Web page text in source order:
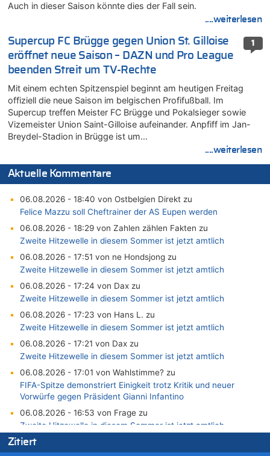
Auch in dieser Saison könnte dies der Fall sein.
....weiterlesen
1
Supercup FC Brügge gegen Union St. Gilloise
eröffnet neue Saison – DAZN und Pro League
beenden Streit um TV-Rechte
Mit einem echten Spitzenspiel beginnt am heutigen Freitag
offiziell die neue Saison im belgischen Profifußball. Im
Supercup treffen Meister FC Brügge und Pokalsieger sowie
Vizemeister Union Saint-Gilloise aufeinander. Anpfiff im Jan-
Breydel-Stadion in Brügge ist um…
....weiterlesen
Aktuelle Kommentare
06.08.2026 - 18:40 von Ostbelgien Direkt zu
Felice Mazzu soll Cheftrainer der AS Eupen werden
06.08.2026 - 18:29 von Zahlen zählen Fakten zu
Zweite Hitzewelle in diesem Sommer ist jetzt amtlich
06.08.2026 - 17:51 von ne Hondsjong zu
Zweite Hitzewelle in diesem Sommer ist jetzt amtlich
06.08.2026 - 17:24 von Dax zu
Zweite Hitzewelle in diesem Sommer ist jetzt amtlich
06.08.2026 - 17:23 von Hans L. zu
Zweite Hitzewelle in diesem Sommer ist jetzt amtlich
06.08.2026 - 17:21 von Dax zu
Zweite Hitzewelle in diesem Sommer ist jetzt amtlich
06.08.2026 - 17:01 von Wahlstimme? zu
FIFA-Spitze demonstriert Einigkeit trotz Kritik und neuer
Vorwürfe gegen Präsident Gianni Infantino
06.08.2026 - 16:53 von Frage zu
Zweite Hitzewelle in diesem Sommer ist jetzt amtlich
06.08.2026 - 16:39 von Noah Parmentier zu
Zitiert